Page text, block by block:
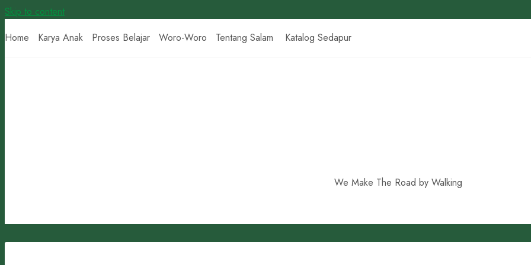
Skip to content
Home
Karya Anak Proses Belajar Woro-Woro Tentang Salam Katalog Sedapur
We Make The Road by Walking